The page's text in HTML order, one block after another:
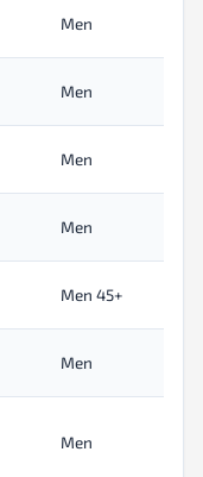
Men
Men
Men
Men
Men 45+
Men
Men